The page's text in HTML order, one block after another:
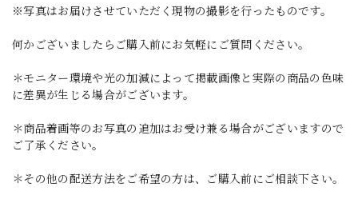
※写真はお届けさせていただく現物の撮影を行ったものです。
何かございましたらご購入前にお気軽にご質問ください。
＊モニター環境や光の加減によって掲載画像と実際の商品の色味
に差異が生じる場合がございます。
＊商品着画等のお写真の追加はお受け兼る場合がございますので
ご了承ください。
＊その他の配送方法をご希望の方は、ご購入前にご相談下さい。